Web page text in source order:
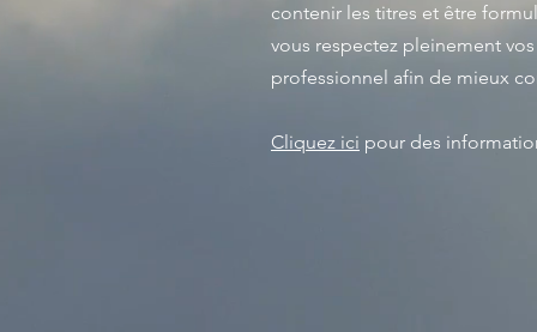
contenir les titres et être
vous respectez pleinement
professionnel afin de mieux
Cliquez ici pour des